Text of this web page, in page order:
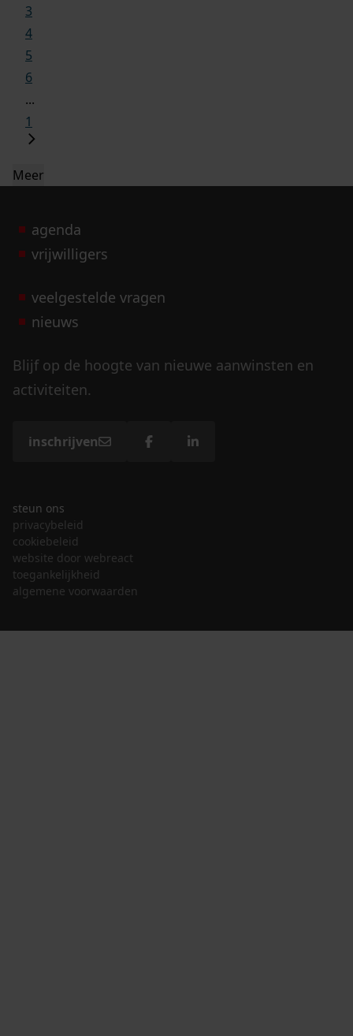
3
4
5
6
...
1
Meer
agenda
vrijwilligers
veelgestelde vragen
nieuws
Blijf op de hoogte van nieuwe aanwinsten en
activiteiten.
inschrijven
steun ons
privacybeleid
cookiebeleid
website door webreact
toegankelijkheid
algemene voorwaarden